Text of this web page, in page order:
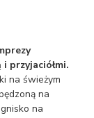
przyjaciółmi.
na świeżym
na
na